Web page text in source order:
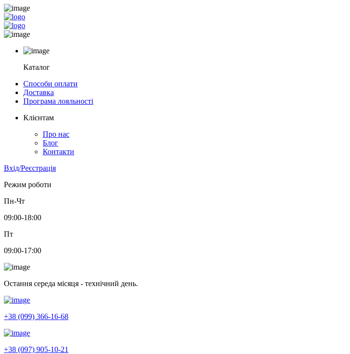
Каталог
Способи оплати
Доставка
Програма лояльності
Клієнтам
Про нас
Блог
Контакти
Вхід/Реєстрація
Режим роботи
Пн-Чт
09:00-18:00
Пт
09:00-17:00
Остання середа місяця - технічний день.
+38 (099) 366-16-68
+38 (097) 905-10-21